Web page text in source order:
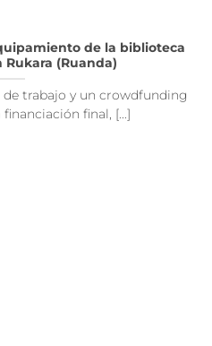
de la biblioteca
(Ruanda)
de trabajo y un crowdfunding
final, [...]